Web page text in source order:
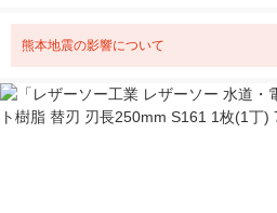
熊本地震の影響について